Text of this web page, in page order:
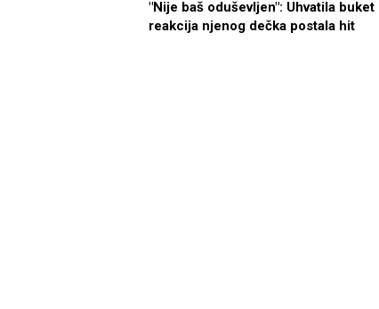
"Nije baš oduševljen": Uhvatila buket
reakcija njenog dečka postala hit